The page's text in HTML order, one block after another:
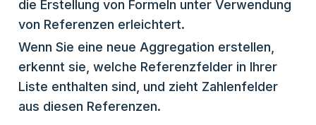
die Erstellung von Formeln unter Verwendung
von Referenzen erleichtert.
Wenn Sie eine neue Aggregation erstellen,
erkennt sie, welche Referenzfelder in Ihrer
Liste enthalten sind, und zieht Zahlenfelder
aus diesen Referenzen.